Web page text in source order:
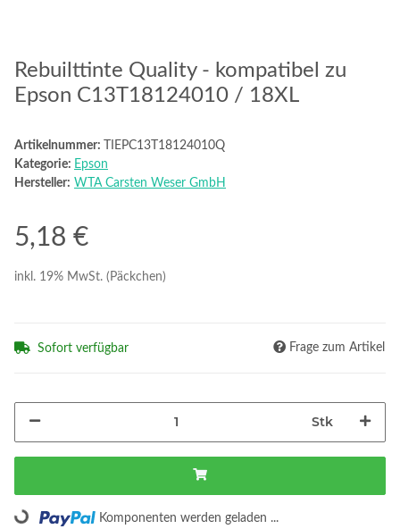
Rebuilttinte Quality - kompatibel zu
Epson C13T18124010 / 18XL
Artikelnummer:
TIEPC13T18124010Q
Kategorie: Epson
Hersteller: WTA Carsten Weser GmbH
5,18 €
inkl. 19% MwSt. (Päckchen)
Sofort verfügbar Frage zum Artikel
Stk
Loading... Komponenten werden geladen ...